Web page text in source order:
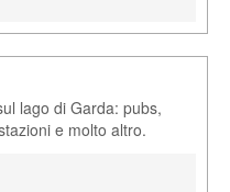
lago di Garda: pubs,
e molto altro.